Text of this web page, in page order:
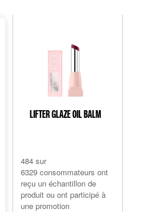
LIFTER GLAZE OIL BALM
sur
5
étoiles.
6329
avis
484 sur
6329 consommateurs ont
reçu un échantillon de
produit ou ont participé à
une promotion